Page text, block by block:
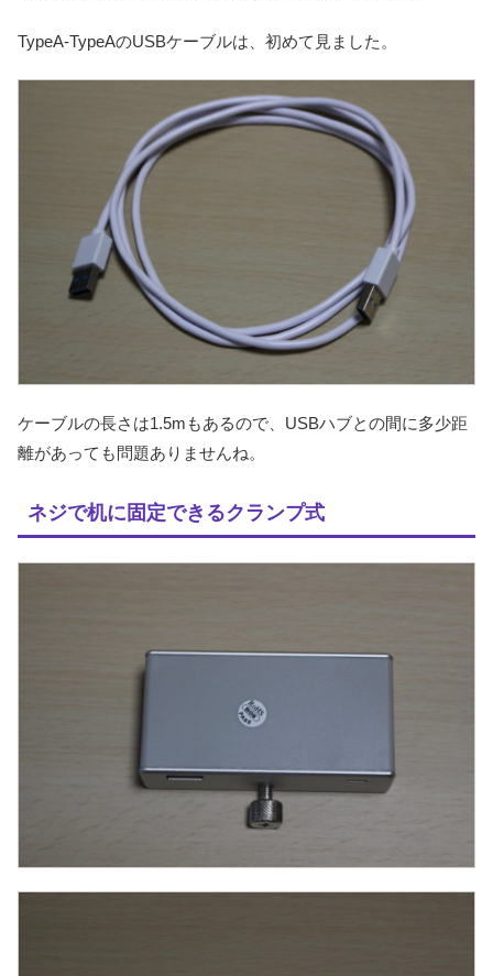
TypeA-TypeAのUSBケーブルは、初めて見ました。
ケーブルの長さは1.5mもあるので、USBハブとの間に多少距
離があっても問題ありませんね。
ネジで机に固定できるクランプ式